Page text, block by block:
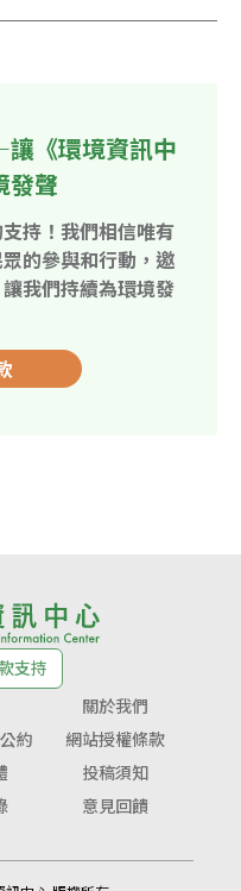
《環境資訊中
發聲
持！我們相信唯有
的參與和行動，邀
我們持續為環境發
支持
關於我們
約
網站授權條款
投稿須知
意見回饋